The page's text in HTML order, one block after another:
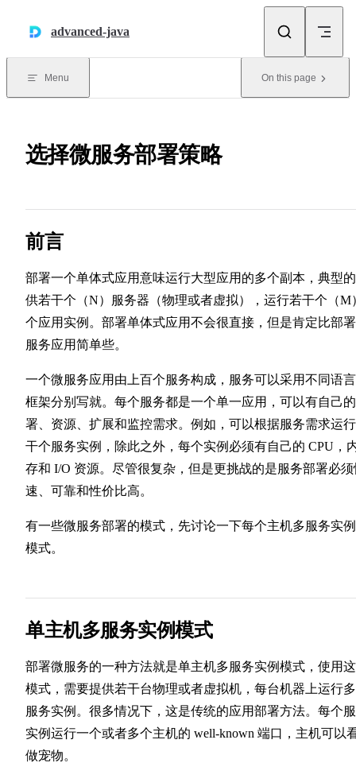
advanced-java
Menu On this page
选择微服务部署策略
前言
部署一个单体式应用意味运行大型应用的多个副本，典型
供若干个（N）服务器（物理或者虚拟），运行若干个（M
个应用实例。部署单体式应用不会很直接，但是肯定比部
服务应用简单些。
一个微服务应用由上百个服务构成，服务可以采用不同语
框架分别写就。每个服务都是一个单一应用，可以有自己
署、资源、扩展和监控需求。例如，可以根据服务需求运
干个服务实例，除此之外，每个实例必须有自己的 CPU，
存和 I/O 资源。尽管很复杂，但是更挑战的是服务部署必须
速、可靠和性价比高。
有一些微服务部署的模式，先讨论一下每个主机多服务实
模式。
单主机多服务实例模式
部署微服务的一种方法就是单主机多服务实例模式，使用
模式，需要提供若干台物理或者虚拟机，每台机器上运行
服务实例。很多情况下，这是传统的应用部署方法。每个
实例运行一个或者多个主机的 well-known 端口，主机可以
做宠物。